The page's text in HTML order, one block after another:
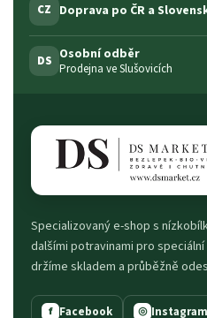
CZ Doprava po ČR a
DS Osobní odběr
Prodejna ve Slušovicích
Specializovaný e-shop s
dalšími potravinami pro
držíme skladem a průběžně
f Facebook ◎ Instagram